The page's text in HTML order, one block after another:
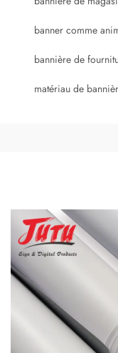
banner comme
bannière de
matériau de